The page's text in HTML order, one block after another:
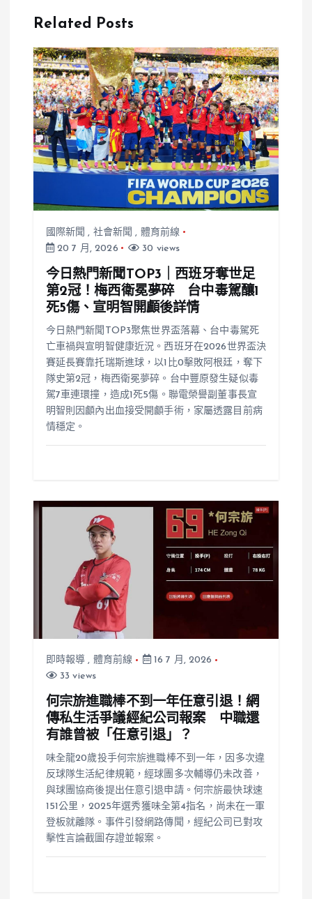
絲熱議其「陽
Related Posts
國際新聞 , 社會新聞 , 體育前線
20 7 月, 2026
30 views
今日熱門新聞TOP3｜西班牙奪世足
第2冠！梅西衛冕夢碎 台中毒駕釀1
死5傷、宣明智開顱後詳情
今日熱門新聞TOP3聚焦世界盃落幕、台中毒駕死
亡車禍與宣明智健康近況。西班牙在2026世界盃決
賽延長賽靠托瑞斯進球，以1比0擊敗阿根廷，奪下
隊史第2冠，梅西衛冕夢碎。台中豐原發生疑似毒
駕7車連環撞，造成1死5傷。聯電榮譽副董事長宣
明智則因顱內出血接受開顱手術，家屬透露目前病
情穩定。
即時報導 , 體育前線
16 7 月, 2026
33 views
何宗旂進職棒不到一年任意引退！網
傳私生活爭議經紀公司報案 中職還
有誰曾被「任意引退」？
味全龍20歲投手何宗旂進職棒不到一年，因多次違
反球隊生活紀律規範，經球團多次輔導仍未改善，
與球團協商後提出任意引退申請。何宗旂最快球速
151公里，2025年選秀獲味全第4指名，尚未在一軍
登板就離隊。事件引發網路傳聞，經紀公司已對攻
擊性言論截圖存證並報案。